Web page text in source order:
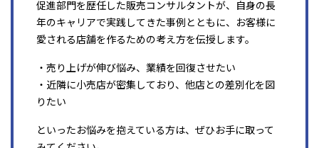
促進部門を歴任した販売コンサルタントが、自身の長
年のキャリアで実践してきた事例とともに、お客様に
愛される店舗を作るための考え方を伝授します。
・売り上げが伸び悩み、業績を回復させたい
・近隣に小売店が密集しており、他店との差別化を図
りたい
といったお悩みを抱えている方は、ぜひお手に取って